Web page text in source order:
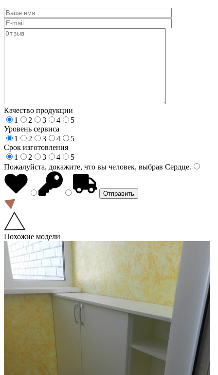
Качество продукции
1
2 3 4
5
Уровень сервиса
1
2 3 4
5
Срок изготовления
1
2 3 4
5
Пожалуйста, докажите, что вы человек, выбрав Сердце.
Похожие модели